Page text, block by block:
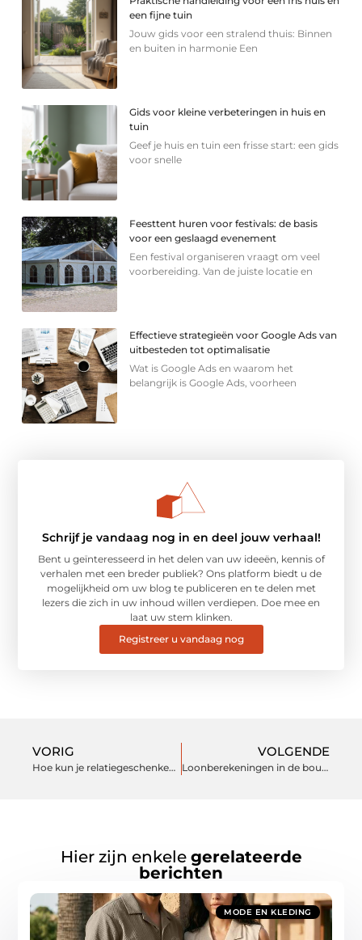
een fijne tuin
Jouw gids voor een stralend thuis: Binnen
en buiten in harmonie Een
Gids voor kleine verbeteringen in huis en
tuin
Geef je huis en tuin een frisse start: een gids
voor snelle
Feesttent huren voor festivals: de basis
voor een geslaagd evenement
Een festival organiseren vraagt om veel
voorbereiding. Van de juiste locatie en
Effectieve strategieën voor Google Ads van
uitbesteden tot optimalisatie
Wat is Google Ads en waarom het
belangrijk is Google Ads, voorheen
Schrijf je vandaag nog in en deel jouw verhaal!
Bent u geïnteresseerd in het delen van uw ideeën, kennis of
verhalen met een breder publiek? Ons platform biedt u de
mogelijkheid om uw blog te publiceren en te delen met
lezers die zich in uw inhoud willen verdiepen. Doe mee en
laat uw stem klinken.
Registreer u vandaag nog
VORIG
Hoe kun je relatiegeschenken professioneel inzetten?
VOLGENDE
Loonberekeningen in de bouwbranche
Hier zijn enkele gerelateerde
berichten
MODE EN KLEDING